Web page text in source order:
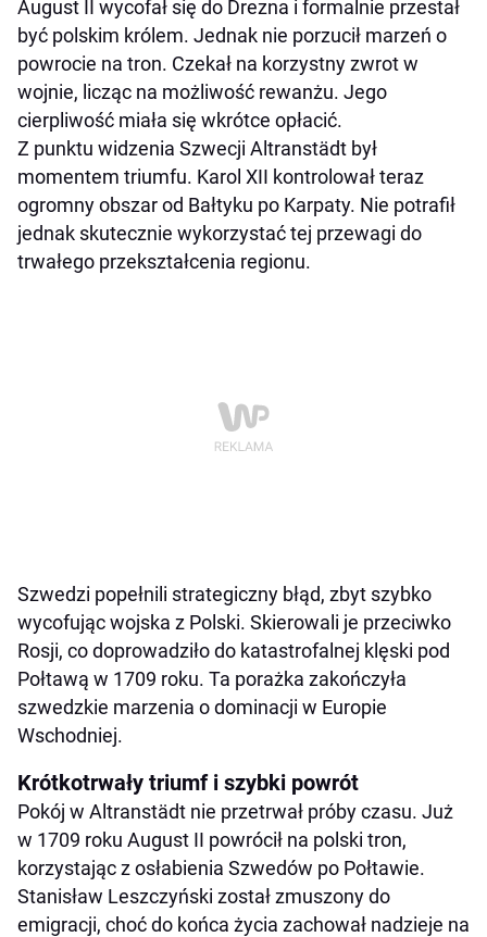
August II wycofał się do Drezna i formalnie przestał
być polskim królem. Jednak nie porzucił marzeń o
powrocie na tron. Czekał na korzystny zwrot w
wojnie, licząc na możliwość rewanżu. Jego
cierpliwość miała się wkrótce opłacić.
Z punktu widzenia Szwecji Altranstädt był
momentem triumfu. Karol XII kontrolował teraz
ogromny obszar od Bałtyku po Karpaty. Nie potrafił
jednak skutecznie wykorzystać tej przewagi do
trwałego przekształcenia regionu.
Szwedzi popełnili strategiczny błąd, zbyt szybko
wycofując wojska z Polski. Skierowali je przeciwko
Rosji, co doprowadziło do katastrofalnej klęski pod
Połtawą w 1709 roku. Ta porażka zakończyła
szwedzkie marzenia o dominacji w Europie
Wschodniej.
Krótkotrwały triumf i szybki powrót
Pokój w Altranstädt nie przetrwał próby czasu. Już
w 1709 roku August II powrócił na polski tron,
korzystając z osłabienia Szwedów po Połtawie.
Stanisław Leszczyński został zmuszony do
emigracji, choć do końca życia zachował nadzieje na